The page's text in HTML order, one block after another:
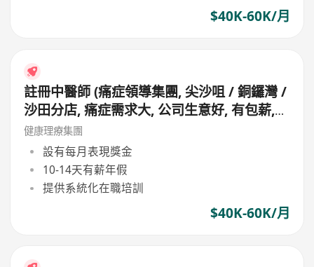
$40K-60K/月
註冊中醫師 (痛症領導集團, 尖沙咀 / 銅鑼灣 /
沙田分店, 痛症需求大, 公司生意好, 有包薪,
無需走鋪, 主力問診, 無需落針及銷售)
健康理療集團
設有每月表現獎金
10-14天有薪年假
提供系統化在職培訓
$40K-60K/月